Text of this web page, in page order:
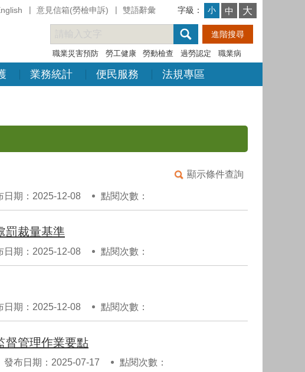
意見信箱(勞檢申訴) 雙語辭彙 字級： 小 中 大
職業災害預防 勞工健康 勞動檢查 過勞認定 職業病
業務統計 便民服務 法規專區
顯示條件查詢
日期：2025-12-08 點閱次數：
罰裁量基準
日期：2025-12-08 點閱次數：
日期：2025-12-08 點閱次數：
督管理作業要點
發布日期：2025-07-17 點閱次數：